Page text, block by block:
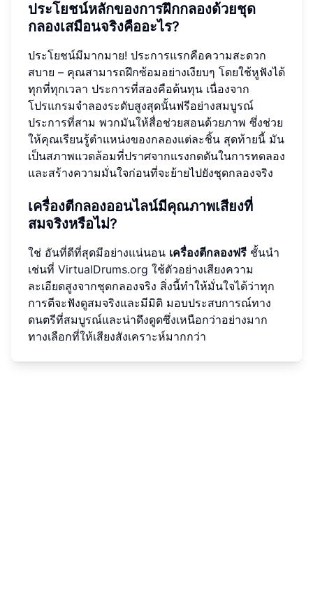
ประโยชน์หลักของการฝึกกลองด้วยชุด
กลองเสมือนจริงคืออะไร?
ประโยชน์มีมากมาย! ประการแรกคือความสะดวก
สบาย – คุณสามารถฝึกซ้อมอย่างเงียบๆ โดยใช้หูฟังได้
ทุกที่ทุกเวลา ประการที่สองคือต้นทุน เนื่องจาก
โปรแกรมจำลองระดับสูงสุดนั้นฟรีอย่างสมบูรณ์
ประการที่สาม พวกมันให้สื่อช่วยสอนด้วยภาพ ซึ่งช่วย
ให้คุณเรียนรู้ตำแหน่งของกลองแต่ละชิ้น สุดท้ายนี้ มัน
เป็นสภาพแวดล้อมที่ปราศจากแรงกดดันในการทดลอง
และสร้างความมั่นใจก่อนที่จะย้ายไปยังชุดกลองจริง
เครื่องตีกลองออนไลน์มีคุณภาพเสียงที่
สมจริงหรือไม่?
ใช่ อันที่ดีที่สุดมีอย่างแน่นอน เครื่องตีกลองฟรี ชั้นนำ
เช่นที่ VirtualDrums.org ใช้ตัวอย่างเสียงความ
ละเอียดสูงจากชุดกลองจริง สิ่งนี้ทำให้มั่นใจได้ว่าทุก
การตีจะฟังดูสมจริงและมีมิติ มอบประสบการณ์ทาง
ดนตรีที่สมบูรณ์และน่าดึงดูดซึ่งเหนือกว่าอย่างมาก
ทางเลือกที่ให้เสียงสังเคราะห์มากกว่า